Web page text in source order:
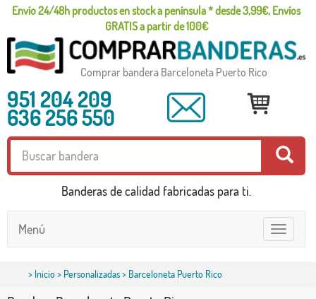
Envío 24/48h productos en stock a península * desde 3,99€, Envíos
GRATIS a partir de 100€
Comprar bandera Barceloneta Puerto Rico
951 204 209
636 256 550
Banderas de calidad fabricadas para ti.
Toggle
navigation
Menú
> Inicio> Personalizadas> Barceloneta Puerto Rico